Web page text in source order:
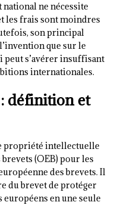
national ne nécessite
les frais sont moindres
son principal
que sur le
peut s’avérer insuffisant
internationales.
définition et
propriété intellectuelle
(OEB) pour les
des brevets. Il
du brevet de protéger
en une seule